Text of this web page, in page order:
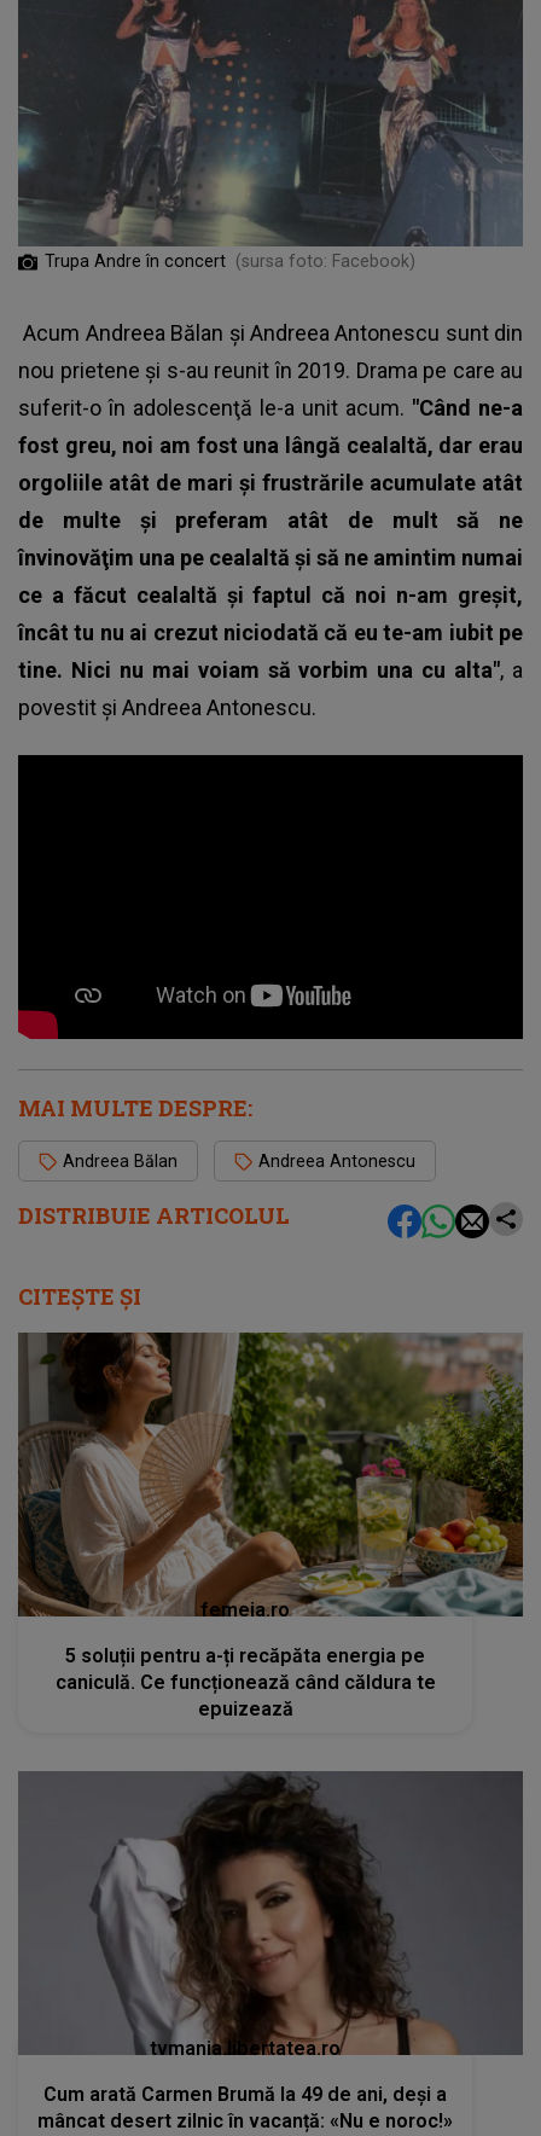
DISTRIBUIE ARTICOLUL
Trupa Andre în concert (sursa foto: Facebook)
Acum Andreea Bălan şi Andreea Antonescu sunt din
nou prietene şi s-au reunit în 2019. Drama pe care au
suferit-o în adolescenţă le-a unit acum. "Când ne-a
fost greu, noi am fost una lângă cealaltă, dar erau
orgoliile atât de mari şi frustrările acumulate atât
de multe şi preferam atât de mult să ne
învinovăţim una pe cealaltă şi să ne amintim numai
ce a făcut cealaltă şi faptul că noi n-am greşit,
încât tu nu ai crezut niciodată că eu te-am iubit pe
tine. Nici nu mai voiam să vorbim una cu alta", a
povestit şi Andreea Antonescu.
MAI MULTE DESPRE:
Andreea Bălan Andreea Antonescu
CITEȘTE ȘI
femeia.ro
5 soluții pentru a-ți recăpăta energia pe
caniculă. Ce funcționează când căldura te
epuizează
tvmania.libertatea.ro
Cum arată Carmen Brumă la 49 de ani, deși a
mâncat desert zilnic în vacanță: «Nu e noroc!»